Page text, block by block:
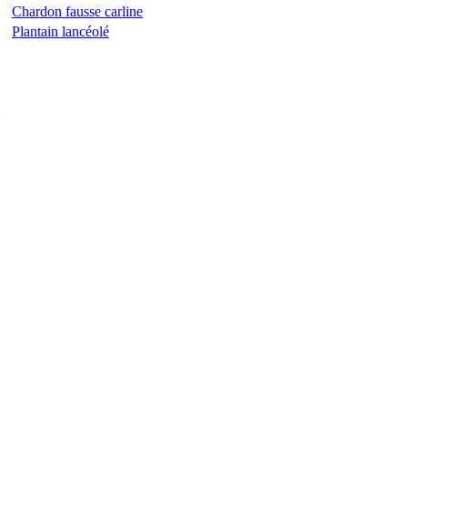
Chardon fausse carline
Plantain lancéolé